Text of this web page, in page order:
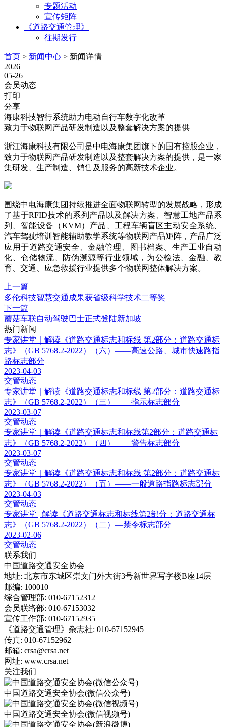
专题活动
宣传矩阵
《道路交通管理》
往期发行
首页 > 新闻中心 > 新闻详情
2026
05-26
会员动态
打印
分享
海康科技智行系统助力电动自行车数字化改革
致力于物联网产品研发制造以及整套解决方案的提供
浙江海康科技有限公司是中电海康集团旗下的国有控股企业，
致力于物联网产品研发制造以及整套解决方案的提供，是一家
集研发、生产制造、销售及服务的高新技术企业。
围绕中电海康集团持续推进全面物联网转型的发展战略，形成
了基于RFID技术的系列产品以及解决方案、智慧工地产品系
列、智能设备（KVM）产品、工程车辆盲区主动安全系统、
汽车驾驶培训智能辅助教学系统等物联网产品矩阵，产品广泛
应用于道路交通安全、金融管理、图书档案、生产工业自动
化、仓储物流、防伪溯源等行业领域，为公检法、金融、教
育、交通、应急救援行业提供多个物联网整体解决方案。
上一篇
多伦科技智慧交通成果获省级科学技术二等奖
下一篇
蘑菇车联自动驾驶巴士正式登陆新加坡
热门新闻
专家讲堂｜解读《道路交通标志和标线 第2部分：道路交通标
志》（GB 5768.2-2022）（六）——高速公路、城市快速路指
路标志部分
2023-04-03
交管动态
专家讲堂｜解读《道路交通标志和标线 第2部分：道路交通标
志》（GB 5768.2-2022）（三）——指示标志部分
2023-03-07
交管动态
专家讲堂｜解读《道路交通标志和标线第2部分：道路交通标
志》（GB 5768.2-2022）（四）——警告标志部分
2023-03-07
交管动态
专家讲堂｜解读《道路交通标志和标线 第2部分：道路交通标
志》（GB 5768.2-2022）（五）——一般道路指路标志部分
2023-04-03
交管动态
专家讲堂 | 解读《道路交通标志和标线第2部分：道路交通标
志》（GB 5768.2-2022）（二）—禁令标志部分
2023-02-06
交管动态
联系我们
中国道路交通安全协会
地址: 北京市东城区崇文门外大街3号新世界写字楼B座14层
邮编: 100010
综合管理部: 010-67152312
会员联络部: 010-67153032
宣传工作部: 010-67152935
《道路交通管理》杂志社: 010-67152945
传真: 010-67152962
邮箱: crsa@crsa.net
网址: www.crsa.net
关注我们
中国道路交通安全协会(微信公众号)
中国道路交通安全协会(微信视频号)